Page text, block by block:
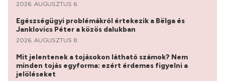
2026. AUGUSZTUS 6.
Egészségügyi problémákról értekezik a Bëlga és
Janklovics Péter a közös dalukban
2026. AUGUSZTUS 8.
Mit jelentenek a tojásokon látható számok? Nem
minden tojás egyforma: ezért érdemes figyelni a
jelöléseket